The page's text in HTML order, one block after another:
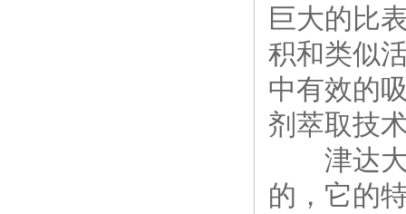
巨大的比
积和类似
中有效的
剂萃取技
津达大
的，它的